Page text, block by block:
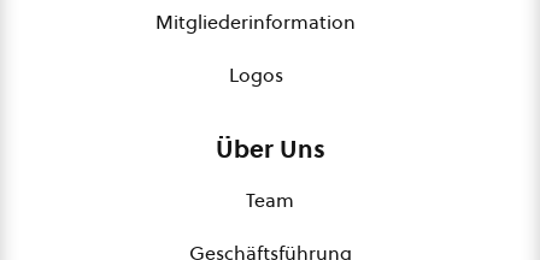
Mitgliederinformation
Logos
Über Uns
Team
Geschäftsführung